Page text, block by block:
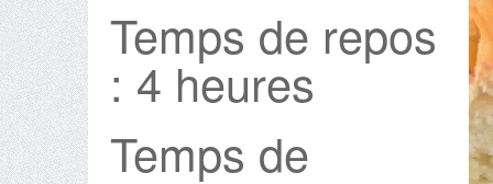
Temps de repos
: 4 heures
Temps de